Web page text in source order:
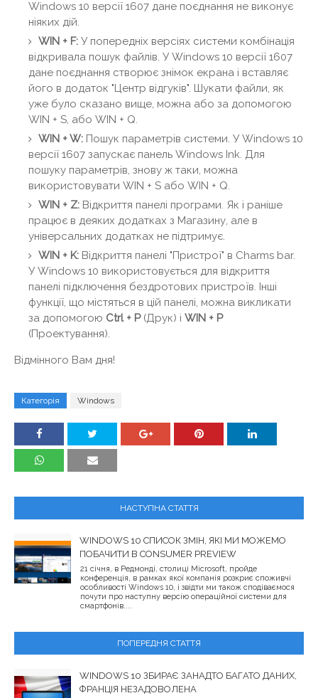
Windows 10 версії 1607 дане поєднання не виконує
ніяких дій.
WIN + F: У попередніх версіях системи комбінація
відкривала пошук файлів. У Windows 10 версії 1607
дане поєднання створює знімок екрана і вставляє
його в додаток "Центр відгуків". Шукати файли, як
уже було сказано вище, можна або за допомогою
WIN + S, або WIN + Q.
WIN + W: Пошук параметрів системи. У Windows 10
версії 1607 запускає панель Windows Ink. Для
пошуку параметрів, знову ж таки, можна
використовувати WIN + S або WIN + Q.
WIN + Z: Відкриття панелі програми. Як і раніше
працює в деяких додатках з Магазину, але в
універсальних додатках не підтримує.
WIN + K: Відкриття панелі "Пристрої" в Charms bar.
У Windows 10 використовується для відкриття
панелі підключення бездротових пристроїв. Інші
функції, що містяться в цій панелі, можна викликати
за допомогою Ctrl + P(Друк) і WIN + P
(Проектування).
Відмінного Вам дня!
Категорія Windows
НАСТУПНА СТАТТЯ
WINDOWS 10 СПИСОК ЗМІН, ЯКІ МИ МОЖЕМО
ПОБАЧИТИ В CONSUMER PREVIEW
21 січня, в Редмонді, столиці Microsoft, пройде
конференція, в рамках якої компанія розкриє споживчі
особливості Windows 10, і звідти ми також сподіваємося
почути про наступну версію операційної системи для
смартфонів....
ПОПЕРЕДНЯ СТАТТЯ
WINDOWS 10 ЗБИРАЄ ЗАНАДТО БАГАТО ДАНИХ,
ФРАНЦІЯ НЕЗАДОВОЛЕНА